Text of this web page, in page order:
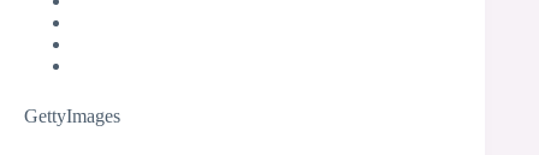
GettyImages